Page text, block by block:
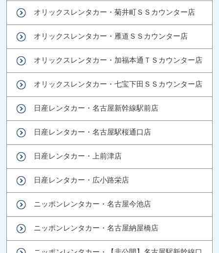
オリックスレンタカー・菊井町ＳＳカウンター店
オリックスレンタカー・雁道ＳＳカウンター店
オリックスレンタカー・加福本通ＴＳカウンター店
オリックスレンタカー・七宝下田ＳＳカウンター店
日産レンタカー・名古屋新幹線駅前店
日産レンタカー・名古屋駅桜通口店
日産レンタカー・上前津店
日産レンタカー・広小路栄店
ニッポンレンタカー・名古屋今池店
ニッポンレンタカー・名古屋納屋橋店